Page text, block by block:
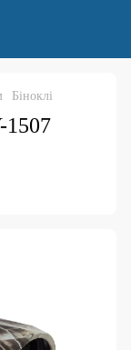
Біноклі
1507